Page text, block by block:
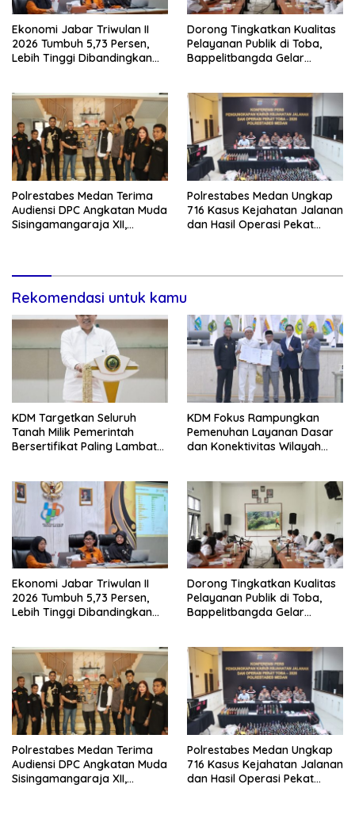
Ekonomi Jabar Triwulan II
2026 Tumbuh 5,73 Persen,
Lebih Tinggi Dibandingkan
Dorong Tingkatkan Kualitas
Pelayanan Publik di Toba,
Bappelitbangda Gelar
Polrestabes Medan Terima
Audiensi DPC Angkatan Muda
Sisingamangaraja XII,
Polrestabes Medan Ungkap
716 Kasus Kejahatan Jalanan
dan Hasil Operasi Pekat
Rekomendasi untuk kamu
KDM Targetkan Seluruh
Tanah Milik Pemerintah
Bersertifikat Paling Lambat
KDM Fokus Rampungkan
Pemenuhan Layanan Dasar
dan Konektivitas Wilayah
Ekonomi Jabar Triwulan II
2026 Tumbuh 5,73 Persen,
Lebih Tinggi Dibandingkan
Dorong Tingkatkan Kualitas
Pelayanan Publik di Toba,
Bappelitbangda Gelar
Polrestabes Medan Terima
Audiensi DPC Angkatan Muda
Sisingamangaraja XII,
Polrestabes Medan Ungkap
716 Kasus Kejahatan Jalanan
dan Hasil Operasi Pekat